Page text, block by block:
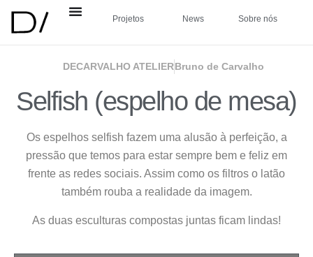
Projetos News Sobre nós
DECARVALHO ATELIERBruno de Carvalho
Selfish (espelho de mesa)
Os espelhos selfish fazem uma alusão à perfeição, a
pressão que temos para estar sempre bem e feliz em
frente as redes sociais. Assim como os filtros o latão
também rouba a realidade da imagem.
As duas esculturas compostas juntas ficam lindas!